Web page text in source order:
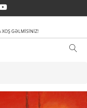
XOŞ GƏLMİSİNİZ!